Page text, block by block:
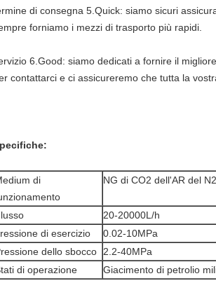
di consegna 5.Quick: siamo sicuri
forniamo i mezzi di trasporto più rapidi.
6.Good: siamo dedicati a fornire il
contattarci e ci assicureremo che tutta la
di
NG di CO2 dell'AR del
20-20000L/h
di esercizio
0.02-10MPa
dello sbocco
2.2-40MPa
di operazione
Giacimento di petrolio